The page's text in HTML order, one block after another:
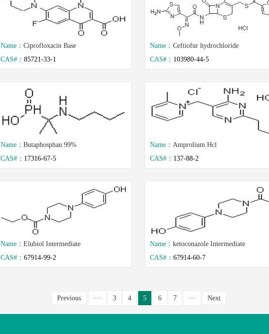
Name： Ciprofloxacin Base
CAS#： 85721-33-1
Name： Ceftiofur hydrochloride
CAS#： 103980-44-5
Name： Butaphosphan 99%
CAS#： 17316-67-5
Name： Amprolium Hcl
CAS#： 137-88-2
Name： Elubiol Intermediate
CAS#： 67914-99-2
Name： ketoconazole Intermediate
CAS#： 67914-60-7
Previous ··· 3 4 5 6 7 ··· Next